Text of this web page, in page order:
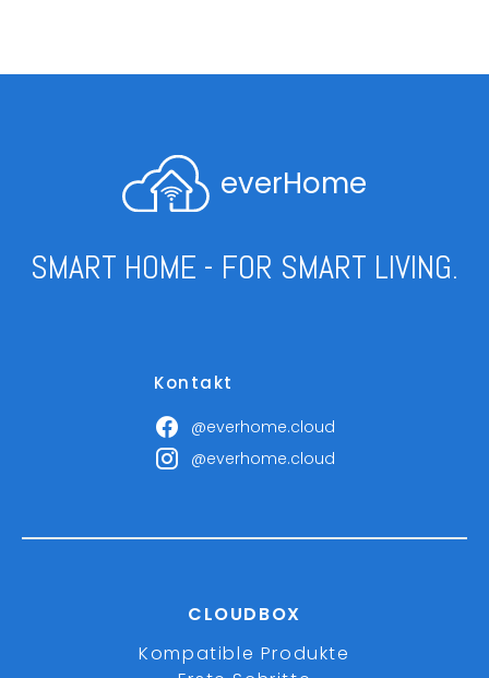
everHome
SMART HOME - FOR SMART LIVING.
Kontakt
@everhome.cloud
@everhome.cloud
CLOUDBOX
Kompatible Produkte